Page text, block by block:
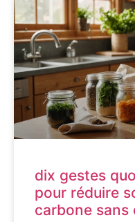
dix gestes
pour réduire
carbone